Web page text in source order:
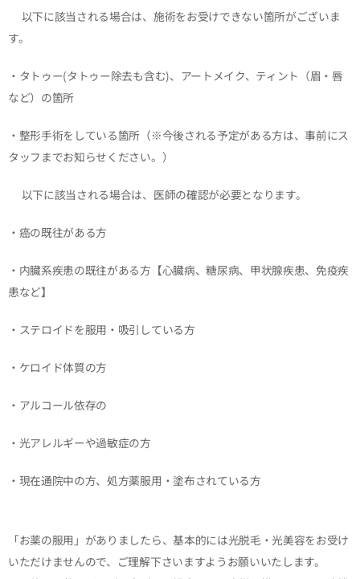
⚫︎以下に該当される場合は、施術をお受けできない箇所がございま
す。
・タトゥー(タトゥー除去も含む)、アートメイク、ティント（眉・唇
など）の箇所
・整形手術をしている箇所（※今後される予定がある方は、事前にス
タッフまでお知らせください。）
⚫︎以下に該当される場合は、医師の確認が必要となります。
・癌の既往がある方
・内臓系疾患の既往がある方【心臓病、糖尿病、甲状腺疾患、免疫疾
患など】
・ステロイドを服用・吸引している方
・ケロイド体質の方
・アルコール依存の
・光アレルギーや過敏症の方
・現在通院中の方、処方薬服用・塗布されている方
「お薬の服用」がありましたら、基本的には光脱毛・光美容をお受け
いただけませんので、ご理解下さいますようお願いいたします。